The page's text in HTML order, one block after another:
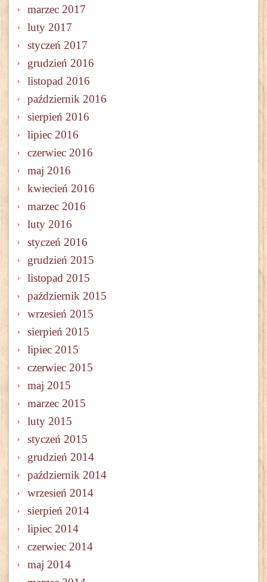
marzec 2017
luty 2017
styczeń 2017
grudzień 2016
listopad 2016
październik 2016
sierpień 2016
lipiec 2016
czerwiec 2016
maj 2016
kwiecień 2016
marzec 2016
luty 2016
styczeń 2016
grudzień 2015
listopad 2015
październik 2015
wrzesień 2015
sierpień 2015
lipiec 2015
czerwiec 2015
maj 2015
marzec 2015
luty 2015
styczeń 2015
grudzień 2014
październik 2014
wrzesień 2014
sierpień 2014
lipiec 2014
czerwiec 2014
maj 2014